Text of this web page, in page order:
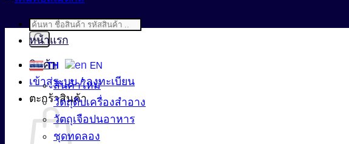
Products
search
TH EN
เข้าสู่ระบบ / ลงทะเบียน
ตะกร้าสินค้า
หน้าแรก
สินค้า
สินค้าใหม่
วัตถุดิบเครื่องสำอาง
วัตถุเจือปนอาหาร
ชุดทดลอง